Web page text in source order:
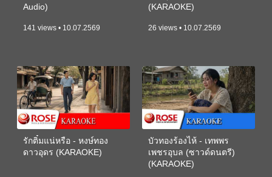
Audio)
141 views • 10.07.2569
(KARAOKE)
26 views • 10.07.2569
รักติ๋มแน่หรือ - หงษ์ทอง
ดาวอุดร (KARAOKE)
บัวทองร้องไห้ - เทพพร
เพชรอุบล (ซาวด์ดนตรี)
(KARAOKE)